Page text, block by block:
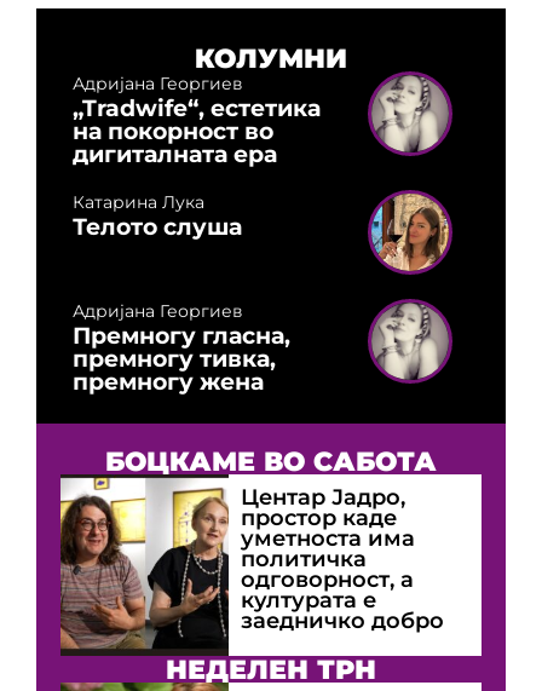
КОЛУМНИ
Адријана Георгиев
„Tradwife“, естетика
на покорност во
дигиталната ера
Катарина Лука
Телото слуша
Адријана Георгиев
Премногу гласна,
премногу тивка,
премногу жена
БОЦКАМЕ ВО САБОТА
Центар Јадро,
простор каде
уметноста има
политичка
одговорност, а
културата е
заедничко добро
НЕДЕЛЕН ТРН